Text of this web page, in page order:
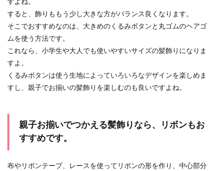
すよね。
すると、飾りももう少し大きな方がバランス良くなります。
そこでおすすめなのは、大きめのくるみボタンと丸ゴムのヘアゴ
ムを使う方法です。
これなら、小学生や大人でも使いやすいサイズの髪飾りになりま
すよ。
くるみボタンは使う生地によっていろいろなデザインを楽しめま
すし、親子でお揃いの髪飾りを楽しむのも良いですよね。
親子お揃いでつかえる髪飾りなら、リボンもお
すすめです。
布やリボンテープ、レースを使ってリボンの形を作り、中心部分